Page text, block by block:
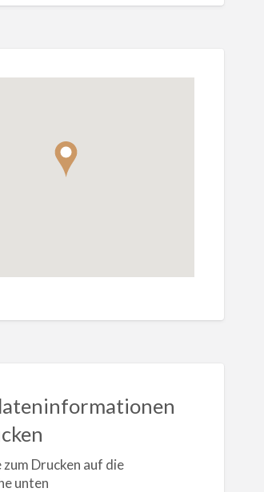
zum Drucken auf die
unten